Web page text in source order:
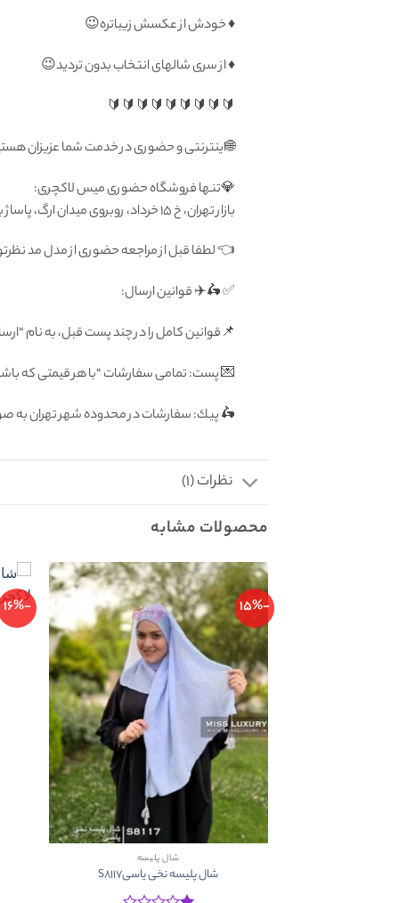
♦️ خودش از عکسش زیباتره😉
♦️ از سری شالهای انتخاب بدون تردید😉
🔰🔰🔰🔰🔰🔰🔰🔰🔰
🌐اینترنتی و حضوری در خدمت شما عزیزان
💎تنها فروشگاه حضوری میس لاکچری:
بازار تهران، خ ۱۵ خرداد، روبروی میدان ارگ، پاساژ بزرگ دلگشا، طبقه منفی یک، پلاک ۸۷
👈 لطفا قبل از مراجعه حضوری از مدل مد
✅ 🛵✈️ قوانين ارسال:
📌قوانین کامل را در چند پست قبل، به نام
💌 پست: تمامى سفارشات “با هر قيمتى كه
🛵 پيك: سفارشات در محدوده شهر تهران به صورت رايگان
نظرات (1)
محصولات مشابه
-15%
شال پلیسه
شال پلیسه نخی یاسیS8117
-16%